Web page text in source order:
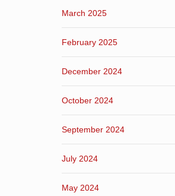
March 2025
February 2025
December 2024
October 2024
September 2024
July 2024
May 2024